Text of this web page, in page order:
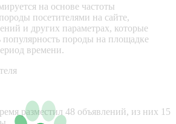
на основе частоты
посетителями на сайте,
и других параметрах, которые
популярность породы на площадке
времени.
разместил 48 объявлений, из них 15